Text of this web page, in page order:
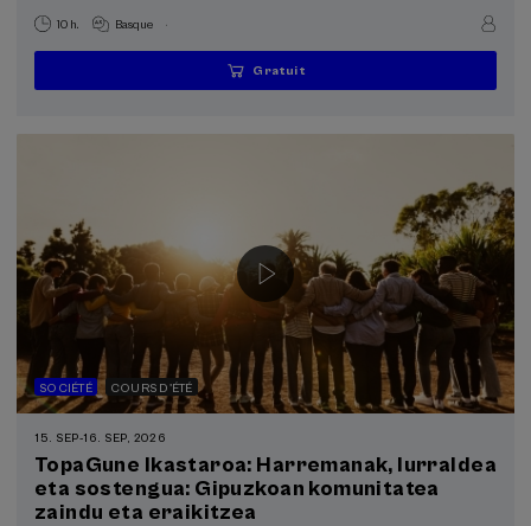
10 h. Basque .
...
Gratuit
Dernières
places
Gratuit
Date
passée
Liste
d'attente
Période
d'inscription
SOCIÉTÉ COURS D'ÉTÉ
15. SEP-16. SEP, 2026
TopaGune Ikastaroa: Harremanak, lurraldea
eta sostengua: Gipuzkoan komunitatea
zaindu eta eraikitzea